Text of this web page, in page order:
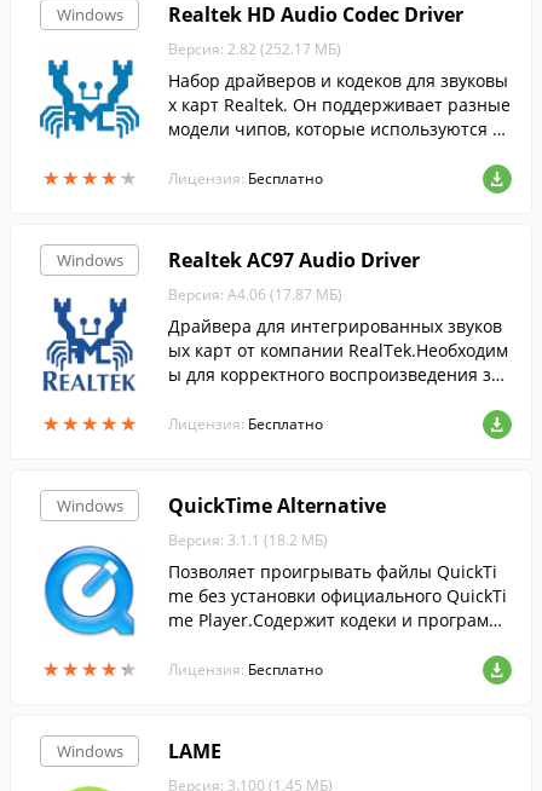
Windows
★★★★★
★★★★★
Realtek HD Audio Codec Driver
Версия: 2.82 (252.17 МБ)
Набор драйверов и кодеков для звуковы
х карт Realtek. Он поддерживает разные
модели чипов, которые используются в
Лицензия: Бесплатно
Windows
★★★★★
★★★★★
Realtek AC97 Audio Driver
Версия: А4.06 (17.87 МБ)
Драйвера для интегрированных звуков
ых карт от компании RealTek.Необходим
ы для корректного воспроизведения зву
ковыми картами.
Лицензия: Бесплатно
Windows
★★★★★
★★★★★
QuickTime Alternative
Версия: 3.1.1 (18.2 МБ)
Позволяет проигрывать файлы QuickTi
me без установки официального QuickTi
me Player.Содержит кодеки и программ
е quicktime (mov, qt, 3gp и т.д.).
Лицензия: Бесплатно
Windows LAME
Версия: 3.100 (1.45 МБ)